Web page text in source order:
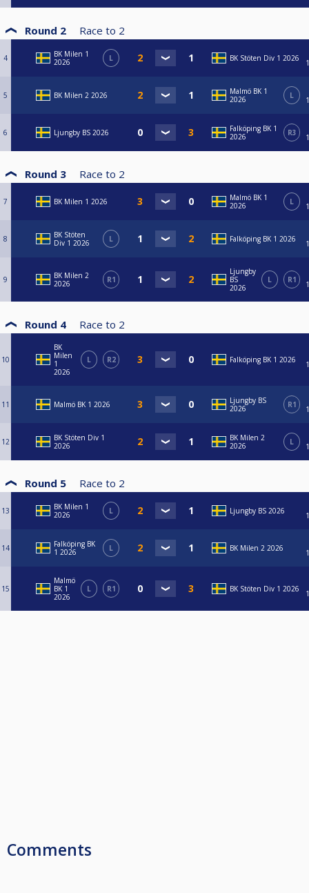
Round 2 Race to 2
4
BK Milen 1
2026
L BK Stöten Div 1 2026
5 BK Milen 2 2026
Malmö BK 1
2026
L
6 Ljungby BS 2026
Falköping BK 1
2026
R3
Round 3 Race to 2
7 BK Milen 1 2026
Malmö BK 1
2026
L
8
BK Stöten
Div 1 2026
L Falköping BK 1 2026
9
BK Milen 2
2026
R1
Ljungby
BS
2026
L R1
Round 4 Race to 2
10
BK
Milen
1
2026
L R2 Falköping BK 1 2026
11 Malmö BK 1 2026
Ljungby BS
2026
R1
12
BK Stöten Div 1
2026
BK Milen 2
2026
L
Round 5 Race to 2
13
BK Milen 1
2026
L Ljungby BS 2026
14
Falköping BK
1 2026
L BK Milen 2 2026
15
Malmö
BK 1
2026
L R1 BK Stöten Div 1 2026
Comments